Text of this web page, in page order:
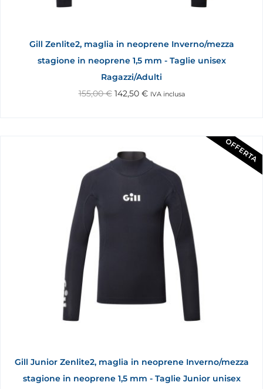
Gill Zenlite2, maglia in neoprene Inverno/mezza
stagione in neoprene 1,5 mm - Taglie unisex
Ragazzi/Adulti
155,00€ 142,50 € IVA inclusa
OFFERTA
Gill Junior Zenlite2, maglia in neoprene Inverno/mezza
stagione in neoprene 1,5 mm - Taglie Junior unisex